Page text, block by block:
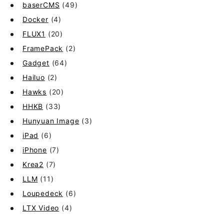
baserCMS (49)
Docker (4)
FLUX1 (20)
FramePack (2)
Gadget (64)
Hailuo (2)
Hawks (20)
HHKB (33)
Hunyuan Image (3)
iPad (6)
iPhone (7)
Krea2 (7)
LLM (11)
Loupedeck (6)
LTX Video (4)